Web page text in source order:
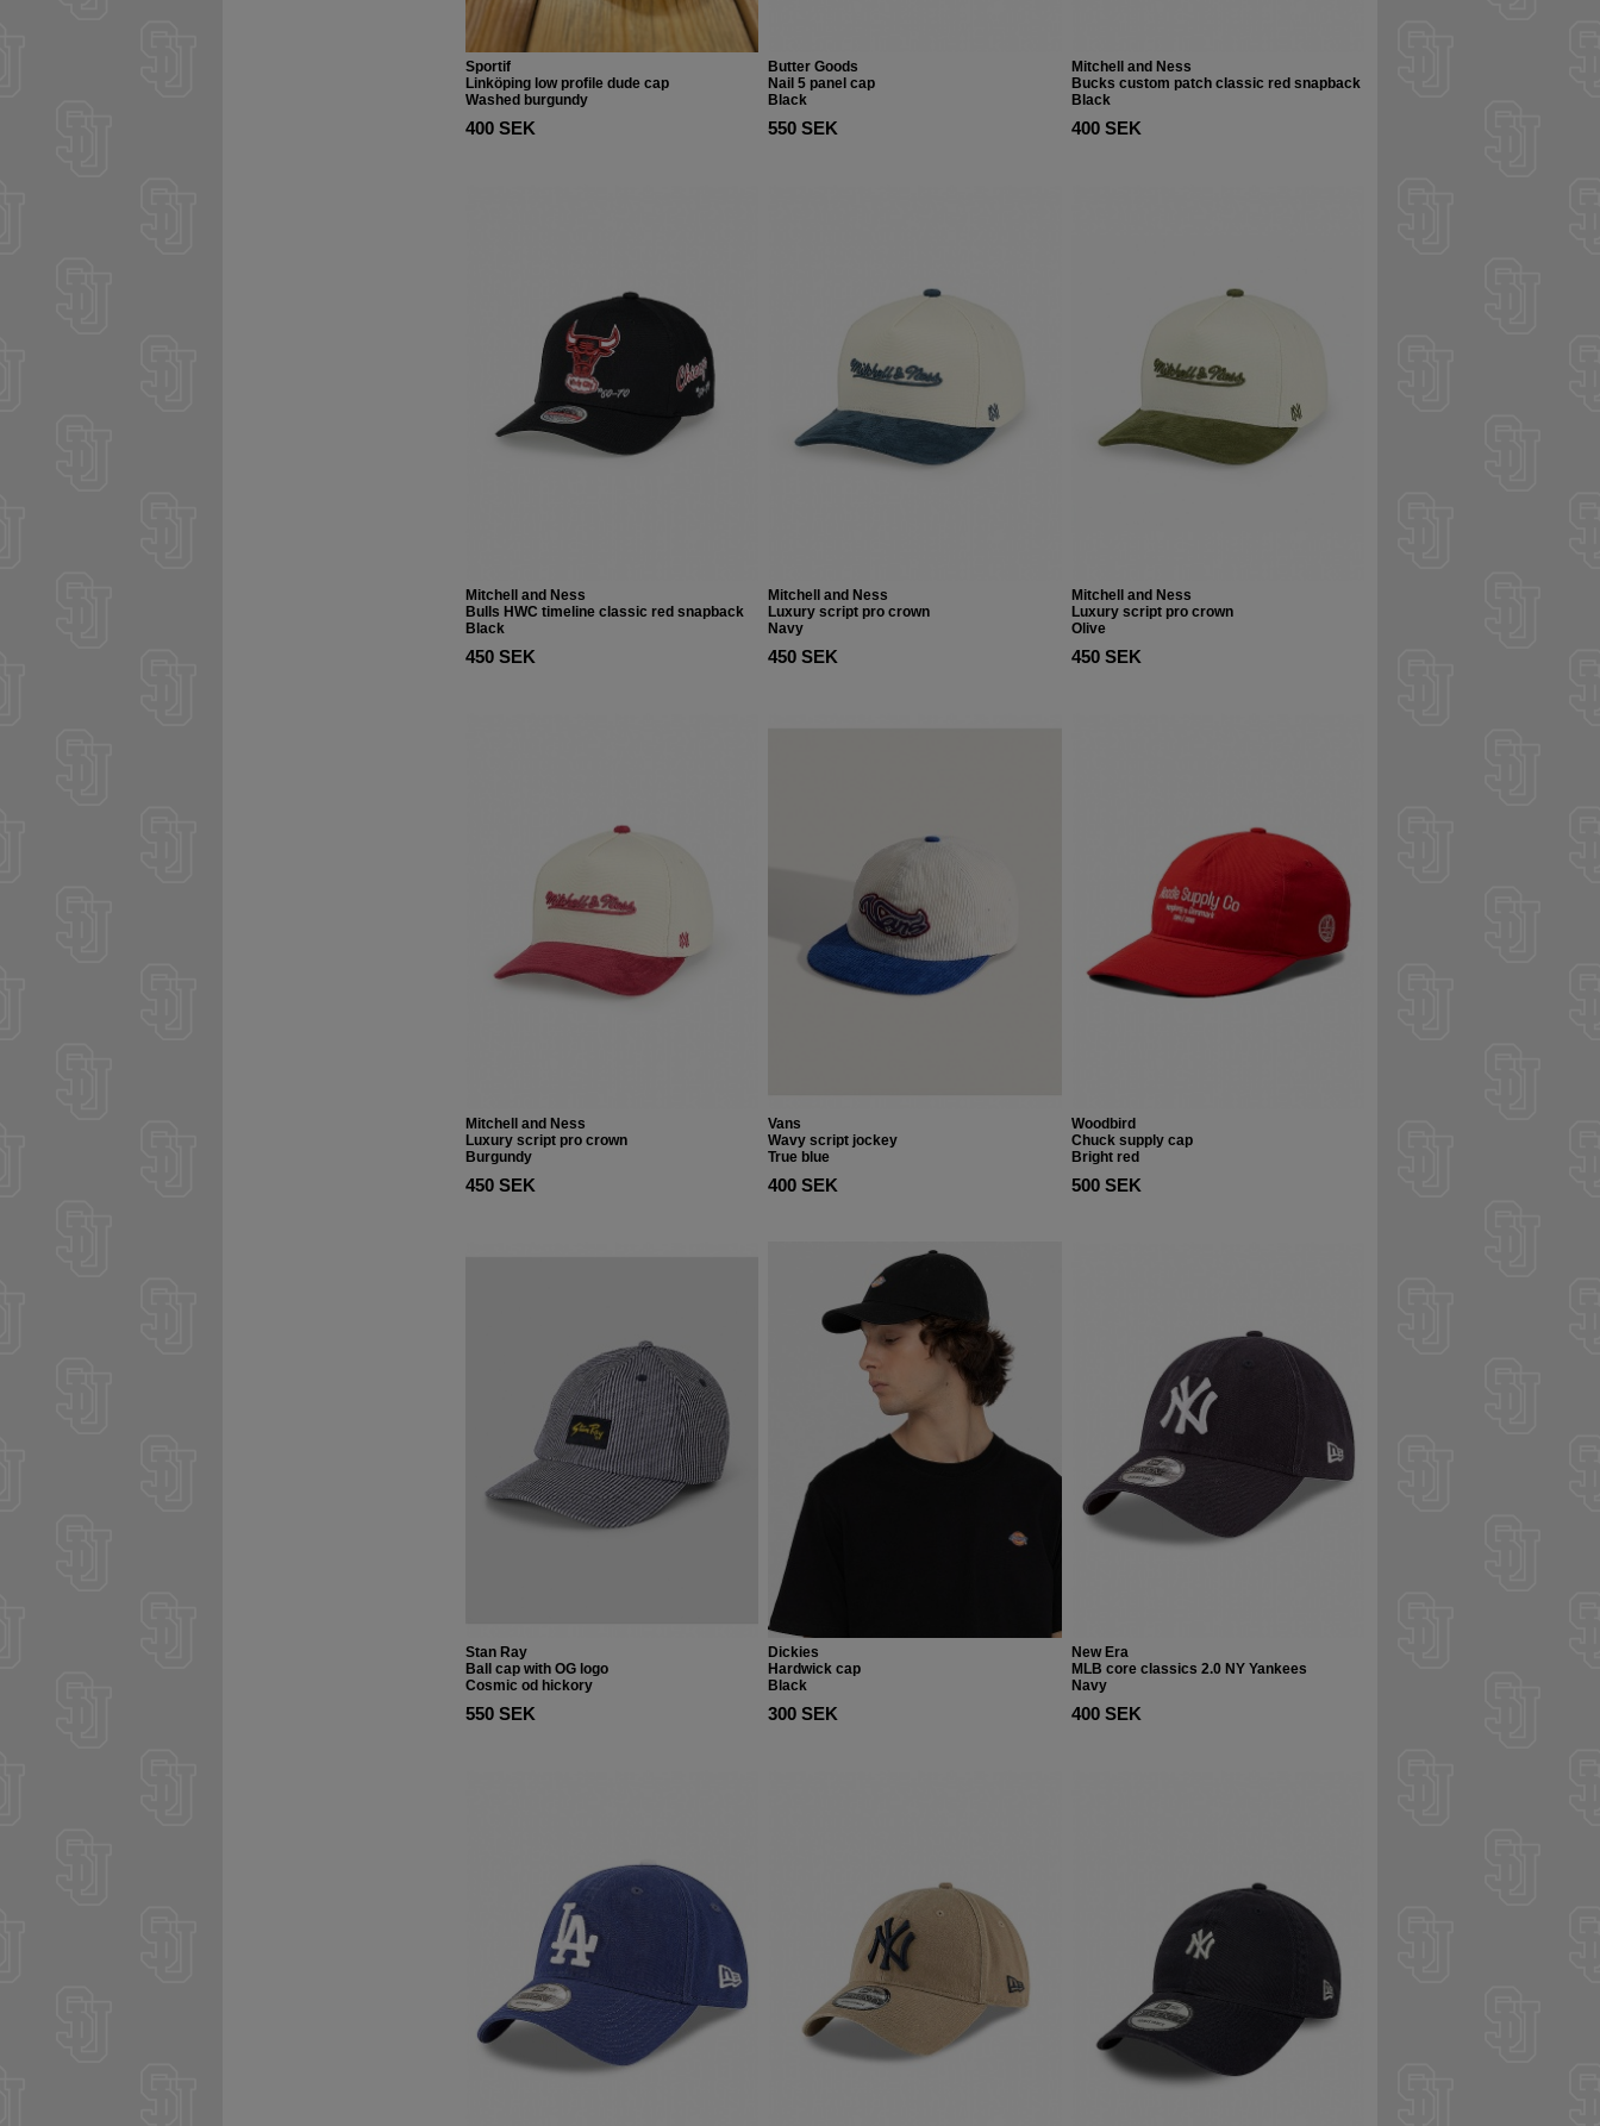
Sportif
Linköping low profile dude cap
Washed burgundy
400 SEK
Butter Goods
Nail 5 panel cap
Black
550 SEK
Mitchell and Ness
Bucks custom patch classic red snapback
Black
400 SEK
Mitchell and Ness
Bulls HWC timeline classic red snapback
Black
450 SEK
Mitchell and Ness
Luxury script pro crown
Navy
450 SEK
Mitchell and Ness
Luxury script pro crown
Olive
450 SEK
Mitchell and Ness
Luxury script pro crown
Burgundy
450 SEK
Vans
Wavy script jockey
True blue
400 SEK
Woodbird
Chuck supply cap
Bright red
500 SEK
Stan Ray
Ball cap with OG logo
Cosmic od hickory
550 SEK
Dickies
Hardwick cap
Black
300 SEK
New Era
MLB core classics 2.0 NY Yankees
Navy
400 SEK